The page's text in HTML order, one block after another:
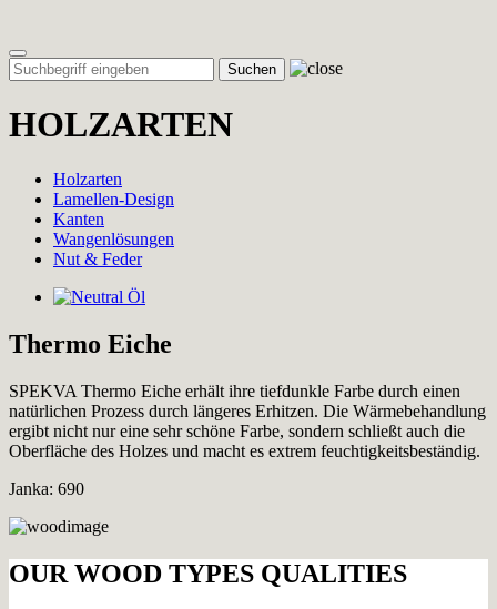
Toggle
navigation
HOLZARTEN
Holzarten
Lamellen-Design
Kanten
Wangenlösungen
Nut & Feder
Thermo Eiche
SPEKVA Thermo Eiche erhält ihre tiefdunkle Farbe durch einen
natürlichen Prozess durch längeres Erhitzen. Die Wärmebehandlung
ergibt nicht nur eine sehr schöne Farbe, sondern schließt auch die
Oberfläche des Holzes und macht es extrem feuchtigkeitsbeständig.
Janka: 690
OUR WOOD TYPES QUALITIES